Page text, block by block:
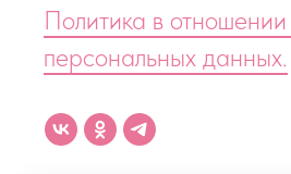
Политика в
персональных данных.